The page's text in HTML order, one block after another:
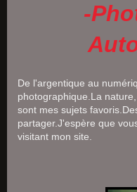
-
De l'argentique au
photographique.La
sont mes sujets
partager.J'espère que
visitant mon site.